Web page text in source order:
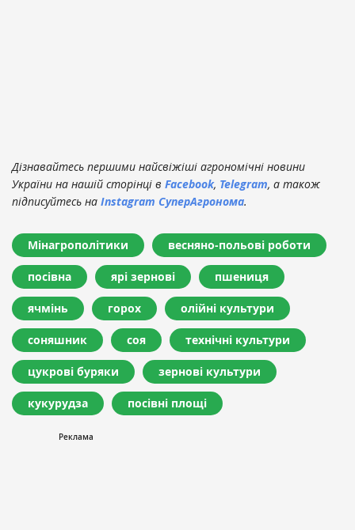
Дізнавайтесь першими найсвіжіші агрономічні новини
України на нашій сторінці в Facebook, Telegram, а також
підписуйтесь на Instagram СуперАгронома.
Мінагрополітики весняно-польові роботи
посівна ярі зернові пшениця
ячмінь горох олійні культури
соняшник соя технічні культури
цукрові буряки зернові культури
кукурудза посівні площі